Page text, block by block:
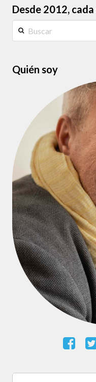
Desde 2012,
Buscar
Quién soy